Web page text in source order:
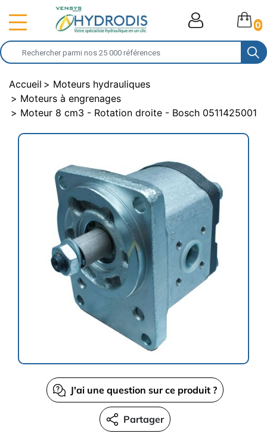
0
Accueil
Moteurs hydrauliques
Moteurs à engrenages
Moteur 8 cm3 - Rotation droite - Bosch 0511425001
J'ai une question sur ce produit ?
Partager